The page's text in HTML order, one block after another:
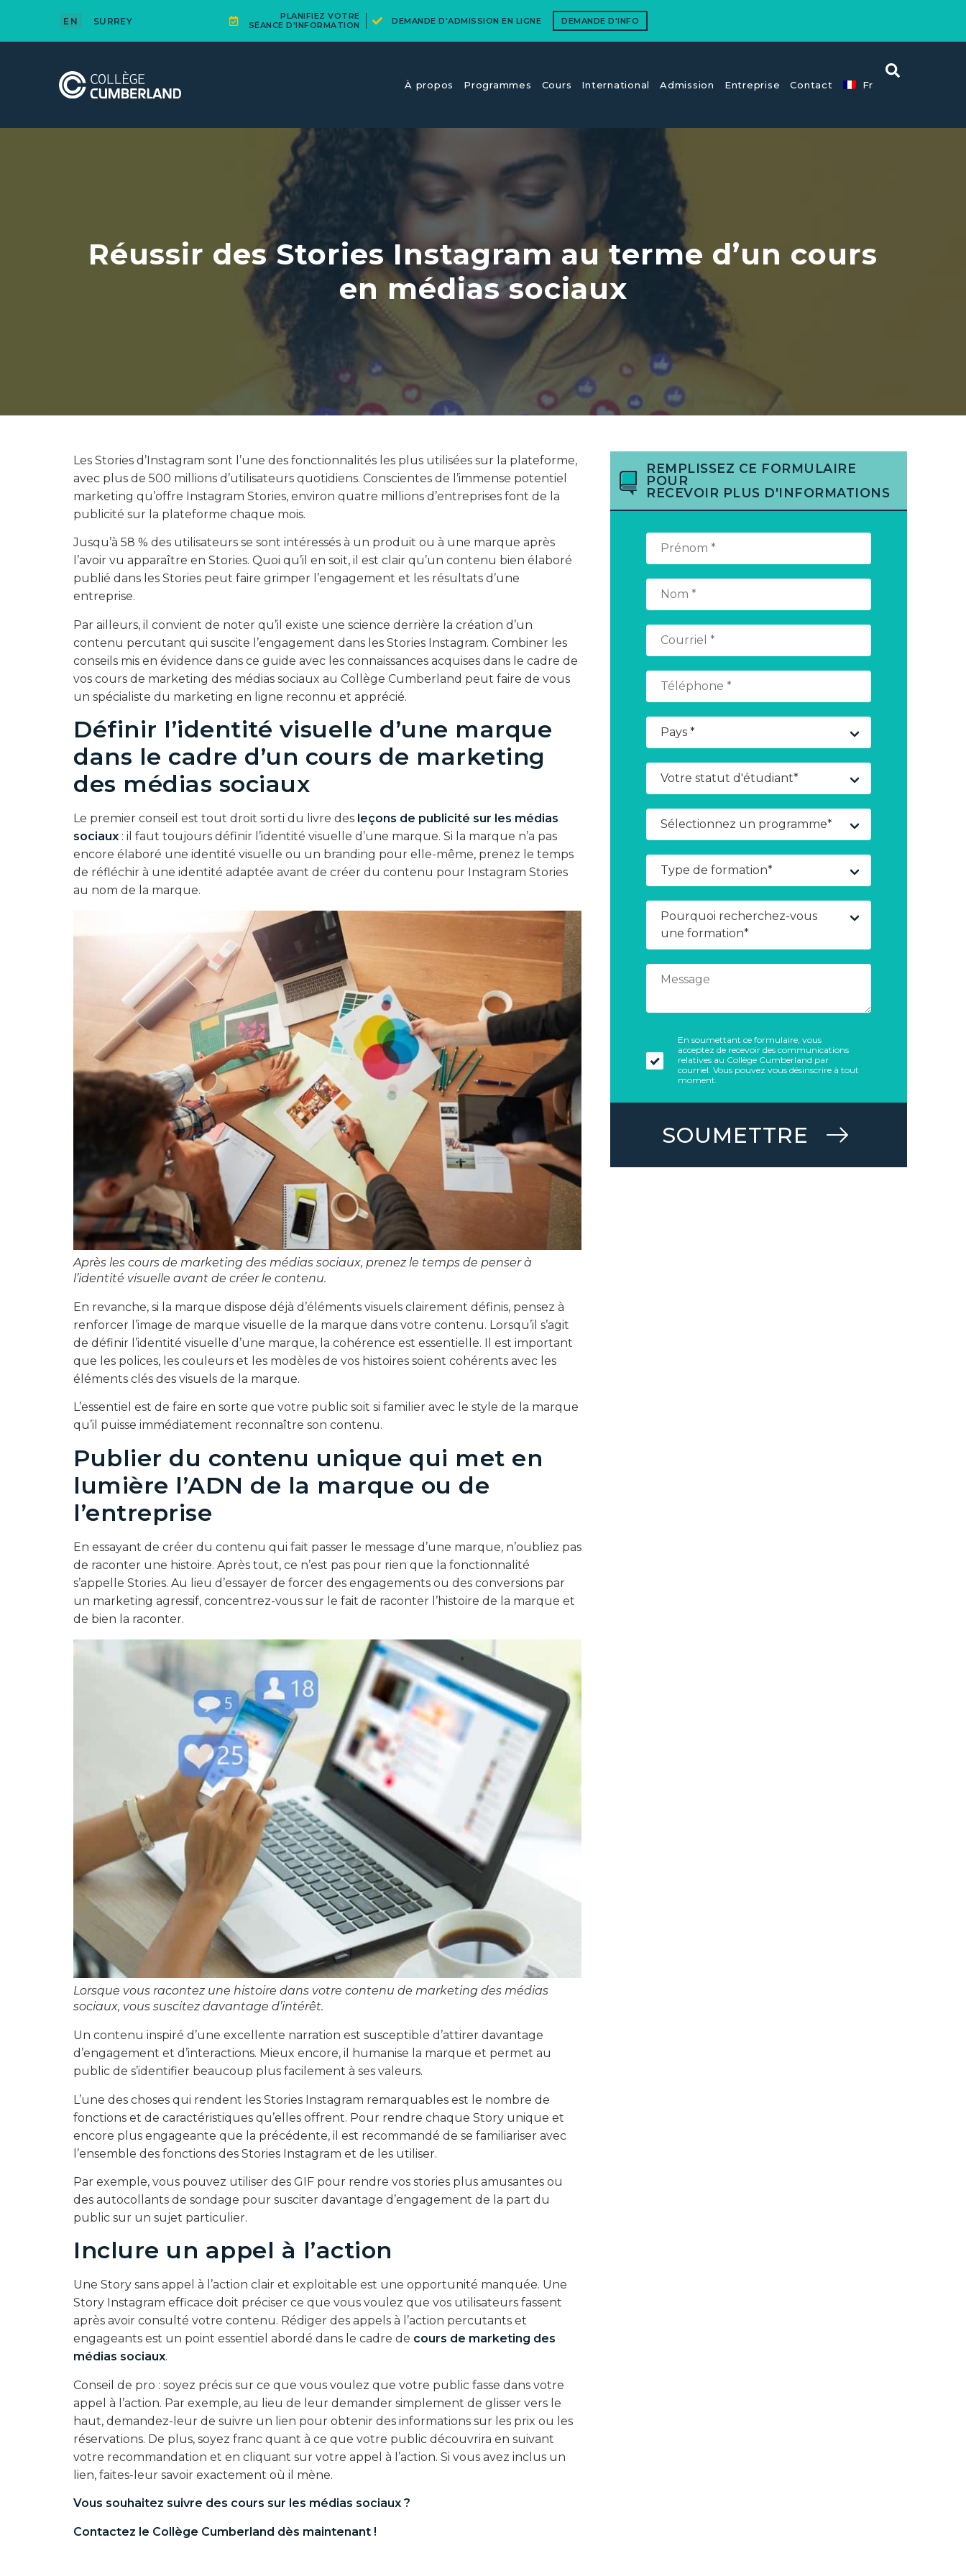
EN SURREY
PLANIFIEZ VOTRE
SÉANCE D'INFORMATION
DEMANDE D'ADMISSION EN LIGNE DEMANDE D'INFO
À propos Programmes Cours​ International Admission Entreprise Contact Fr
Réussir des Stories Instagram au terme d’un cours
en médias sociaux
Les Stories d’Instagram sont l’une des fonctionnalités les plus utilisées sur la plateforme,
avec plus de 500 millions d’utilisateurs quotidiens. Conscientes de l’immense potentiel
marketing qu’offre Instagram Stories, environ quatre millions d’entreprises font de la
publicité sur la plateforme chaque mois.
Jusqu’à 58 % des utilisateurs se sont intéressés à un produit ou à une marque après
l’avoir vu apparaître en Stories. Quoi qu’il en soit, il est clair qu’un contenu bien élaboré
publié dans les Stories peut faire grimper l’engagement et les résultats d’une
entreprise.
Par ailleurs, il convient de noter qu’il existe une science derrière la création d’un
contenu percutant qui suscite l’engagement dans les Stories Instagram. Combiner les
conseils mis en évidence dans ce guide avec les connaissances acquises dans le cadre de
vos cours de marketing des médias sociaux au Collège Cumberland peut faire de vous
un spécialiste du marketing en ligne reconnu et apprécié.
Définir l’identité visuelle d’une marque
dans le cadre d’un cours de marketing
des médias sociaux
Le premier conseil est tout droit sorti du livre des leçons de publicité sur les médias
sociaux : il faut toujours définir l’identité visuelle d’une marque. Si la marque n’a pas
encore élaboré une identité visuelle ou un branding pour elle-même, prenez le temps
de réfléchir à une identité adaptée avant de créer du contenu pour Instagram Stories
au nom de la marque.
Après les cours de marketing des médias sociaux, prenez le temps de penser à
l’identité visuelle avant de créer le contenu.
En revanche, si la marque dispose déjà d’éléments visuels clairement définis, pensez à
renforcer l’image de marque visuelle de la marque dans votre contenu. Lorsqu’il s’agit
de définir l’identité visuelle d’une marque, la cohérence est essentielle. Il est important
que les polices, les couleurs et les modèles de vos histoires soient cohérents avec les
éléments clés des visuels de la marque.
L’essentiel est de faire en sorte que votre public soit si familier avec le style de la marque
qu’il puisse immédiatement reconnaître son contenu.
Publier du contenu unique qui met en
lumière l’ADN de la marque ou de
l’entreprise
En essayant de créer du contenu qui fait passer le message d’une marque, n’oubliez pas
de raconter une histoire. Après tout, ce n’est pas pour rien que la fonctionnalité
s’appelle Stories. Au lieu d’essayer de forcer des engagements ou des conversions par
un marketing agressif, concentrez-vous sur le fait de raconter l’histoire de la marque et
de bien la raconter.
Lorsque vous racontez une histoire dans votre contenu de marketing des médias
sociaux, vous suscitez davantage d’intérêt.
Un contenu inspiré d’une excellente narration est susceptible d’attirer davantage
d’engagement et d’interactions. Mieux encore, il humanise la marque et permet au
public de s’identifier beaucoup plus facilement à ses valeurs.
L’une des choses qui rendent les Stories Instagram remarquables est le nombre de
fonctions et de caractéristiques qu’elles offrent. Pour rendre chaque Story unique et
encore plus engageante que la précédente, il est recommandé de se familiariser avec
l’ensemble des fonctions des Stories Instagram et de les utiliser.
Par exemple, vous pouvez utiliser des GIF pour rendre vos stories plus amusantes ou
des autocollants de sondage pour susciter davantage d’engagement de la part du
public sur un sujet particulier.
Inclure un appel à l’action
Une Story sans appel à l’action clair et exploitable est une opportunité manquée. Une
Story Instagram efficace doit préciser ce que vous voulez que vos utilisateurs fassent
après avoir consulté votre contenu. Rédiger des appels à l’action percutants et
engageants est un point essentiel abordé dans le cadre de cours de marketing des
médias sociaux.
Conseil de pro : soyez précis sur ce que vous voulez que votre public fasse dans votre
appel à l’action. Par exemple, au lieu de leur demander simplement de glisser vers le
haut, demandez-leur de suivre un lien pour obtenir des informations sur les prix ou les
réservations. De plus, soyez franc quant à ce que votre public découvrira en suivant
votre recommandation et en cliquant sur votre appel à l’action. Si vous avez inclus un
lien, faites-leur savoir exactement où il mène.
Vous souhaitez suivre des cours sur les médias sociaux ?
Contactez le Collège Cumberland dès maintenant !
REMPLISSEZ CE FORMULAIRE
POUR
RECEVOIR PLUS D'INFORMATIONS
En soumettant ce formulaire, vous
acceptez de recevoir des communications
relatives au Collège Cumberland par
courriel. Vous pouvez vous désinscrire à tout
moment.
SOUMETTRE